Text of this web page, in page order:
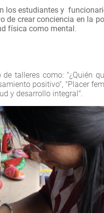
los estudiantes y
de crear conciencia en la
física como mental .
talleres como: "¿Quién
positivo", "Placer
y desarrollo integral".